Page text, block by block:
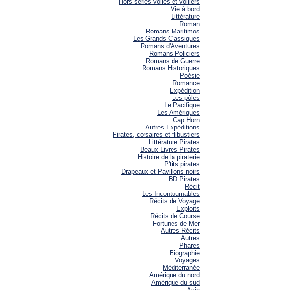
Hors-séries voiles et voiliers
Vie à bord
Littérature
Roman
Romans Maritimes
Les Grands Classiques
Romans d'Aventures
Romans Policiers
Romans de Guerre
Romans Historiques
Poésie
Romance
Expédition
Les pôles
Le Pacifique
Les Amériques
Cap Horn
Autres Expéditions
Pirates, corsaires et flibustiers
Littérature Pirates
Beaux Livres Pirates
Histoire de la piraterie
P'tits pirates
Drapeaux et Pavillons noirs
BD Pirates
Récit
Les Incontournables
Récits de Voyage
Exploits
Récits de Course
Fortunes de Mer
Autres Récits
Autres
Phares
Biographie
Voyages
Méditerranée
Amérique du nord
Amérique du sud